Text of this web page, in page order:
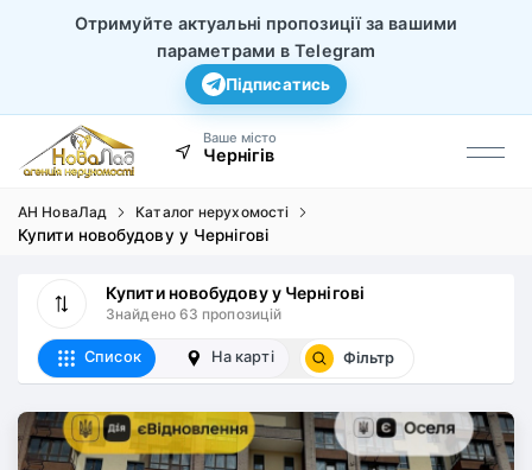
Отримуйте актуальні пропозиції за вашими
параметрами в Telegram
Підписатись
Ваше місто
Чернігів
АН НоваЛад Каталог нерухомості
Купити новобудову у Чернігові
Купити новобудову у Чернігові
Знайдено 63 пропозицій
Фільтр
Список На карті